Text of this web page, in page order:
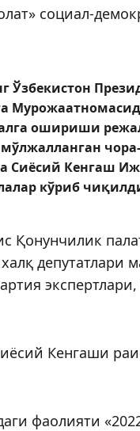
социал-
Ўзбекис­тон
ошириши
Сиёсий Кенгаш
кўриб
Қонунчилик
депутатлари
Кенгаши
фаолияти